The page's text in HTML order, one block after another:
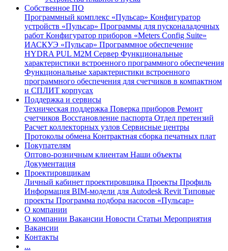
Собственное ПО
Программный комплекс «Пульсар» Конфигуратор
устройств «Пульсар» Программы для пусконаладочных
работ Конфигуратор приборов «Meters Config Suite»
ИАСКУЭ «Пульсар» Программное обеспечение
HYDRA PUL M2M Сервер Функциональные
характеристики встроенного программного обеспечения
Функциональные характеристики встроенного
программного обеспечения для счетчиков в компактном
и СПЛИТ корпусах
Поддержка и сервисы
Техническая поддержка Поверка приборов Ремонт
счетчиков Восстановление паспорта Отдел претензий
Расчет коллекторных узлов Сервисные центры
Протоколы обмена Контрактная сборка печатных плат
Покупателям
Оптово-розничным клиентам Наши объекты
Документация
Проектировщикам
Личный кабинет проектировщика Проекты Профиль
Информация BIM-модели для Autodesk Revit Типовые
проекты Программа подбора насосов «Пульсар»
О компании
О компании Вакансии Новости Статьи Мероприятия
Вакансии
Контакты
...